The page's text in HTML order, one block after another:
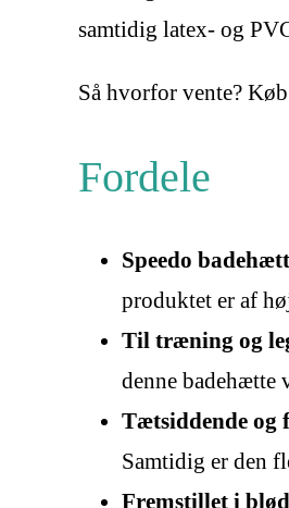
samtidig latex- og
Så hvorfor vente?
Fordele
Speedo
produktet er af
Til træning og
denne badehætte
Tætsiddende og
Samtidig er den
Fremstillet i